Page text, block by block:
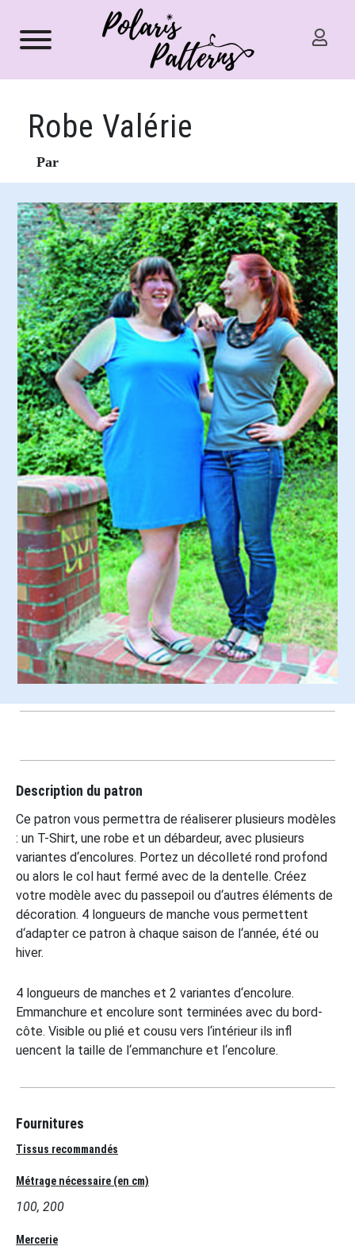
Robe Valérie
Par
Description du patron
Ce patron vous permettra de réaliserer plusieurs modèles
: un T-Shirt, une robe et un débardeur, avec plusieurs
variantes d‘encolures. Portez un décolleté rond profond
ou alors le col haut fermé avec de la dentelle. Créez
votre modèle avec du passepoil ou d‘autres éléments de
décoration. 4 longueurs de manche vous permettent
d‘adapter ce patron à chaque saison de l‘année, été ou
hiver.
4 longueurs de manches et 2 variantes d‘encolure.
Emmanchure et encolure sont terminées avec du bord-
côte. Visible ou plié et cousu vers l‘intérieur ils infl
uencent la taille de l‘emmanchure et l‘encolure.
Fournitures
Tissus recommandés
Métrage nécessaire (en cm)
100, 200
Mercerie